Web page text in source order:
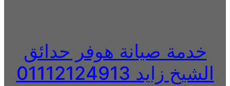
خدمة صيانة هوفر حدائق
الشيخ زايد 01112124913